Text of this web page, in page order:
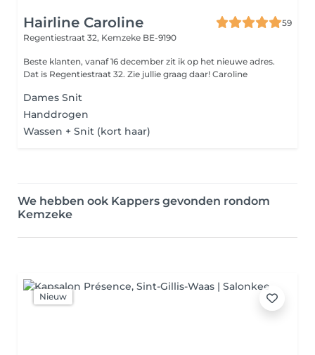
Hairline Caroline
59
Regentiestraat 32, Kemzeke BE-9190
Beste klanten, vanaf 16 december zit ik op het nieuwe adres.
Dat is Regentiestraat 32. Zie jullie graag daar! Caroline
Dames Snit
Handdrogen
Wassen + Snit (kort haar)
We hebben ook Kappers gevonden rondom
Kemzeke
Nieuw